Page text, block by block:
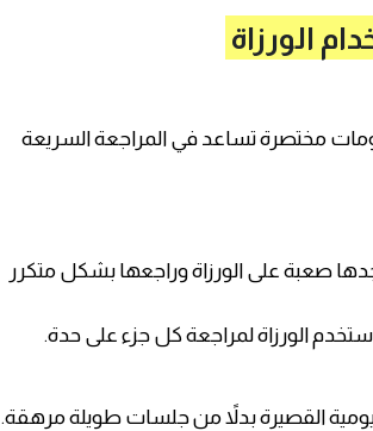
الورزاة
مختصرة تساعد في المراجعة السريعة
صعبة على الورزاة وراجعها بشكل متكرر
الورزاة لمراجعة كل جزء على حدة.
القصيرة بدلاً من جلسات طويلة مرهقة.